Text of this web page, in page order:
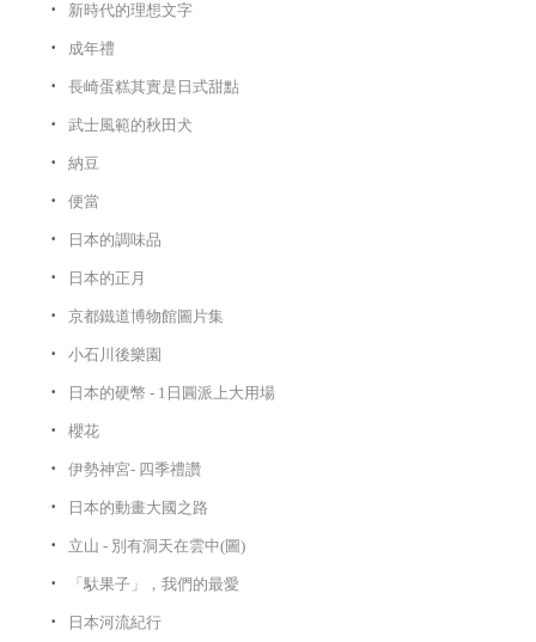
新時代的理想文字
成年禮
長崎蛋糕其實是日式甜點
武士風範的秋田犬
納豆
便當
日本的調味品
日本的正月
京都鐵道博物館圖片集
小石川後樂園
日本的硬幣 - 1日圓派上大用場
櫻花
伊勢神宮- 四季禮讚
日本的動畫大國之路
立山 - 別有洞天在雲中(圖)
「馱果子」，我們的最愛
日本河流紀行